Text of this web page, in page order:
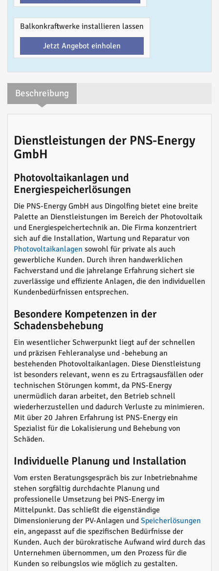
Balkonkraftwerke installieren lassen
Jetzt Angebot einholen
Beschreibung
Dienstleistungen der PNS-Energy
GmbH
Photovoltaikanlagen und
Energiespeicherlösungen
Die PNS-Energy GmbH aus Dingolfing bietet eine breite
Palette an Dienstleistungen im Bereich der Photovoltaik
und Energiespeichertechnik an. Die Firma konzentriert
sich auf die Installation, Wartung und Reparatur von
Photovoltaikanlagen sowohl für private als auch
gewerbliche Kunden. Durch ihren handwerklichen
Fachverstand und die jahrelange Erfahrung sichert sie
zuverlässige und effiziente Anlagen, die den individuellen
Kundenbedürfnissen entsprechen.
Besondere Kompetenzen in der
Schadensbehebung
Ein wesentlicher Schwerpunkt liegt auf der schnellen
und präzisen Fehleranalyse und -behebung an
bestehenden Photovoltaikanlagen. Diese Dienstleistung
ist besonders relevant, wenn es zu Ertragsausfällen oder
technischen Störungen kommt, da PNS-Energy
unermüdlich daran arbeitet, den Betrieb schnell
wiederherzustellen und dadurch Verluste zu minimieren.
Mit über 20 Jahren Erfahrung ist PNS-Energy ein
Spezialist für die Lokalisierung und Behebung von
Schäden.
Individuelle Planung und Installation
Vom ersten Beratungsgespräch bis zur Inbetriebnahme
stehen sorgfältig durchdachte Planung und
professionelle Umsetzung bei PNS-Energy im
Mittelpunkt. Das schließt die eigenständige
Dimensionierung der PV-Anlagen und Speicherlösungen
ein, angepasst auf die spezifischen Bedürfnisse der
Kunden. Auch der bürokratische Aufwand wird durch das
Unternehmen übernommen, um den Prozess für die
Kunden so reibungslos wie möglich zu gestalten.